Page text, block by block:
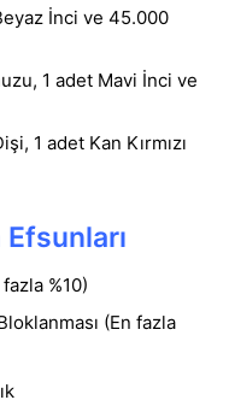
İnci ve 45.000
1 adet Mavi İnci ve
1 adet Kan Kırmızı
%10)
(En fazla